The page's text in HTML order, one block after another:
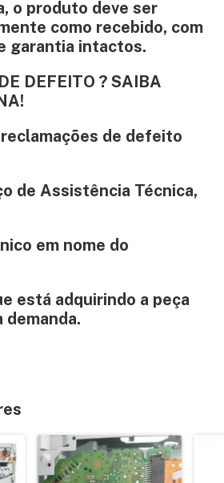
o produto deve ser
como recebido, com
garantia intactos.
DEFEITO ? SAIBA
de defeito
de Assistência Técnica,
em nome do
está adquirindo a peça
demanda.